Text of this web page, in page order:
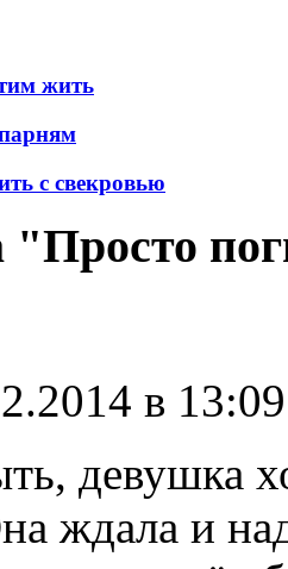
жить
с свекровью
"Просто
в
девушка
ждала и